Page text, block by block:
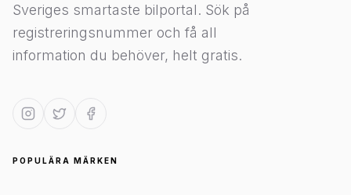
Sveriges smartaste bilportal. Sök på
registreringsnummer och få all
information du behöver, helt gratis.
POPULÄRA MÄRKEN